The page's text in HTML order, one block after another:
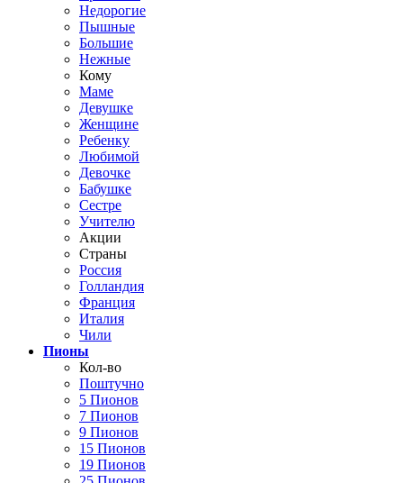
Недорогие
Пышные
Большие
Нежные
Кому
Маме
Девушке
Женщине
Ребенку
Любимой
Девочке
Бабушке
Сестре
Учителю
Акции
Страны
Россия
Голландия
Франция
Италия
Чили
Пионы
Кол-во
Поштучно
5 Пионов
7 Пионов
9 Пионов
15 Пионов
19 Пионов